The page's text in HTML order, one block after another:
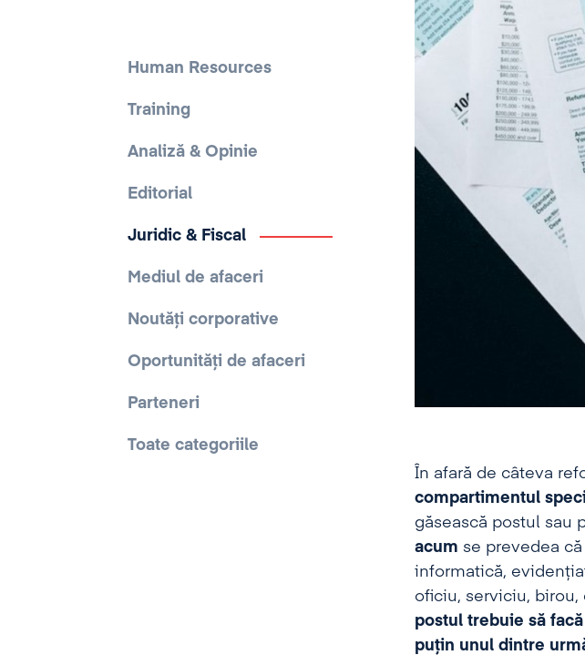
Human Resources
Training
Analiză & Opinie
Editorial
Juridic & Fiscal
Mediul de afaceri
Noutăți corporative
Oportunități de afaceri
Parteneri
Toate categoriile
În afară de câteva
compartimentul
găsească postul sau
acum se prevedea
informatică,
oficiu, serviciu,
postul trebuie să
puțin unul dintre